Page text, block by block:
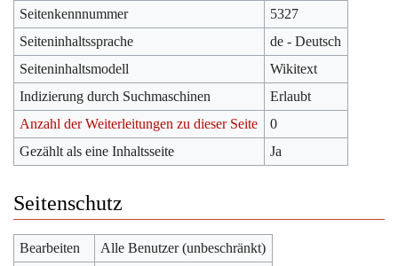
Seitenkennnummer
5327
Seiteninhaltssprache
de - Deutsch
Seiteninhaltsmodell
Wikitext
Indizierung durch Suchmaschinen
Erlaubt
Anzahl der Weiterleitungen zu dieser Seite
0
Gezählt als eine Inhaltsseite
Ja
Seitenschutz
Bearbeiten
Alle Benutzer (unbeschränkt)